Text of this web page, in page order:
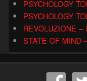
PSYCHOLOGY
PSYCHOLOGY
REVOLUZIONE –
STATE OF MIND